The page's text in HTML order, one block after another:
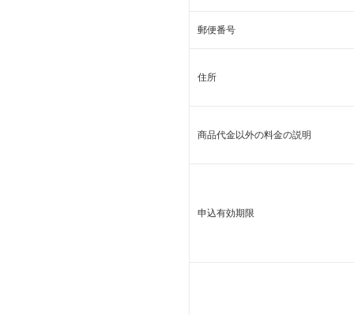
郵便番号
住所
商品代金以外の料金の説明
申込有効期限